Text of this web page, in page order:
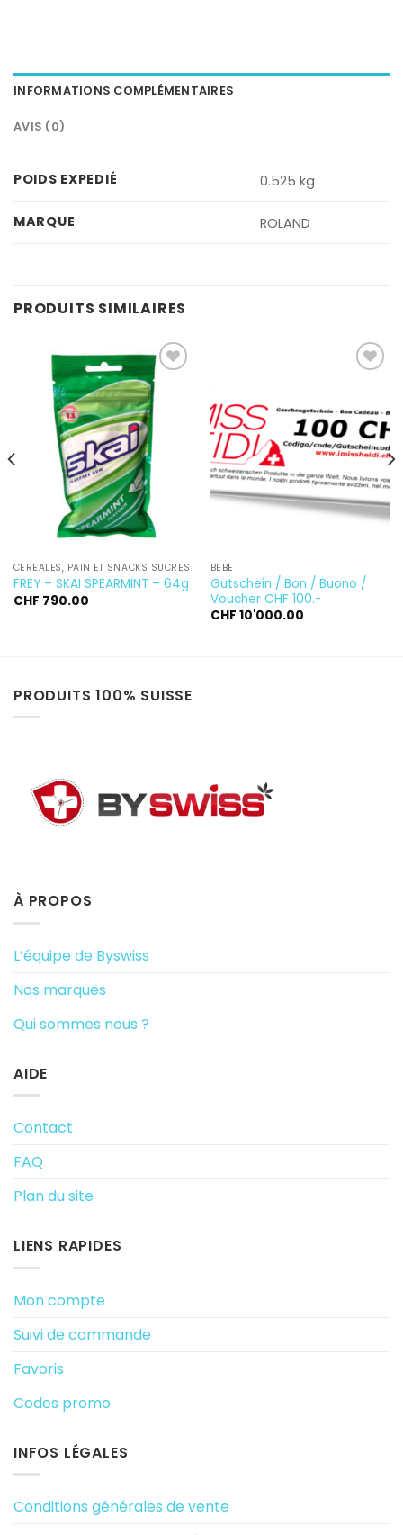
INFORMATIONS COMPLÉMENTAIRES
AVIS (0)
POIDS EXPEDIÉ 0.525 kg
MARQUE ROLAND
PRODUITS SIMILAIRES
Ajouter
wishlist
CÉRÉALES, PAIN ET SNACKS SUCRÉS
FREY – SKAI SPEARMINT – 64g
CHF 790.00
Ajouter
à la
wishlist
BÉBÉ
Gutschein / Bon / Buono /
Voucher CHF 100.-
CHF 10'000.00
PRODUITS 100% SUISSE
À PROPOS
L’équipe de Byswiss
Nos marques
Qui sommes nous ?
AIDE
Contact
FAQ
Plan du site
LIENS RAPIDES
Mon compte
Suivi de commande
Favoris
Codes promo
INFOS LÉGALES
Conditions générales de vente